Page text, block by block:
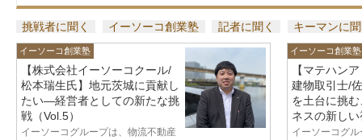
挑戦者に聞く イーソーコ創業塾 記者に聞く キーマンに
イーソーコ創業塾
【株式会社イーソーコクール/
松本瑞生氏】地元茨城に貢献し
たい—経営者としての新たな挑
戦（Vol.5）
イーソーコグループは、物流不動産
イーソーコ創業塾
【マテハン
建物取引士/
を土台に挑
ネスの新し
イーソーコグ